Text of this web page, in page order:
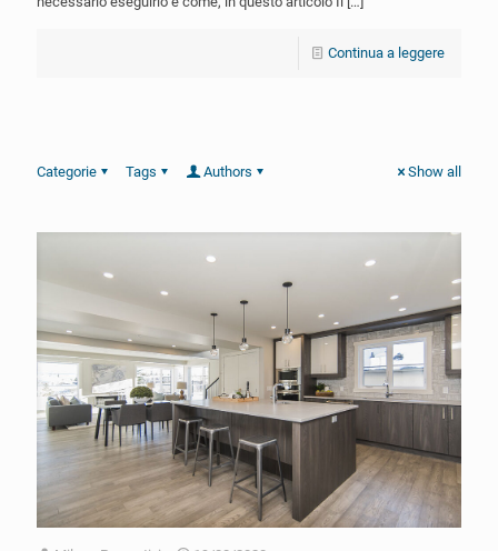
Continua a leggere
Categorie Tags Authors Show all